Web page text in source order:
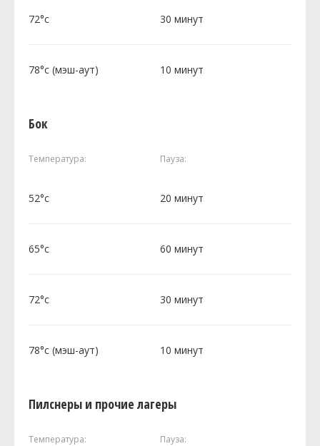
72°c 30 минут
78°c (мэш-аут) 10 минут
Бок
Температура: Пауза:
52°c 20 минут
65°c 60 минут
72°c 30 минут
78°c (мэш-аут) 10 минут
Пилснеры и прочие лагеры
Температура: Пауза: